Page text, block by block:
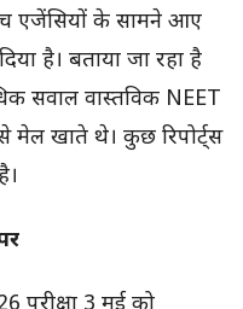
एजेंसियों के सामने आए
है। बताया जा रहा है
सवाल वास्तविक NEET
मेल खाते थे। कुछ रिपोर्ट्स